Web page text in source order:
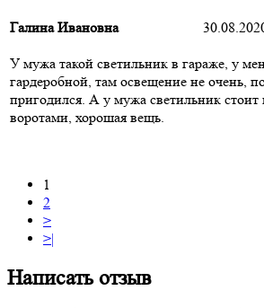
Галина Ивановна
У мужа такой светильник в гараже, у
гардеробной, там освещение не очень,
пригодился. А у мужа светильник стоит
воротами, хорошая вещь.
1
2
>
>|
Написать отзыв